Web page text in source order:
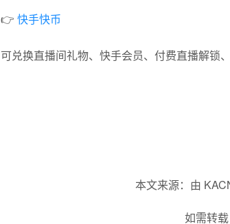
👉 快手快币
可兑换直播间礼物、快手会员、付费直播解锁
本文来源：由
如需转